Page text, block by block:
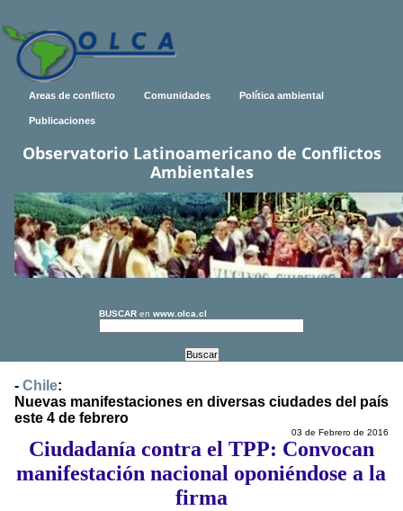
Areas de conflicto Comunidades Política ambiental
Publicaciones
Observatorio Latinoamericano de Conflictos
Ambientales
BUSCAR en www.olca.cl
- Chile:
Nuevas manifestaciones en diversas ciudades del país
este 4 de febrero
03 de Febrero de 2016
Ciudadanía contra el TPP: Convocan
manifestación nacional oponiéndose a la
firma